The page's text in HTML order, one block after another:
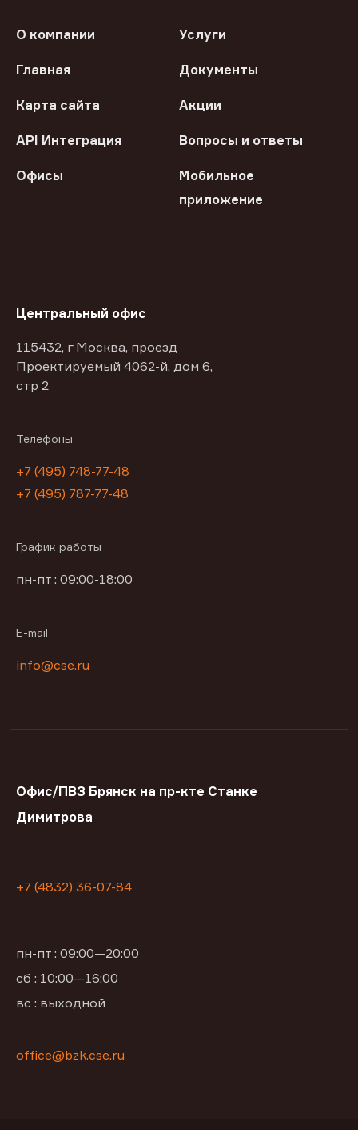
О компании Услуги
Главная Документы
Карта сайта Акции
API Интеграция Вопросы и ответы
Офисы
Мобильное
приложение
Центральный офис
115432, г Москва, проезд
Проектируемый 4062-й, дом 6,
стр 2
Телефоны
+7 (495) 748-77-48
+7 (495) 787-77-48
График работы
пн-пт : 09:00-18:00
E-mail
info@cse.ru
Офис/ПВЗ Брянск на пр-кте Станке
Димитрова
+7 (4832) 36-07-84
пн-пт : 09:00—20:00
сб : 10:00—16:00
вс : выходной
office@bzk.cse.ru